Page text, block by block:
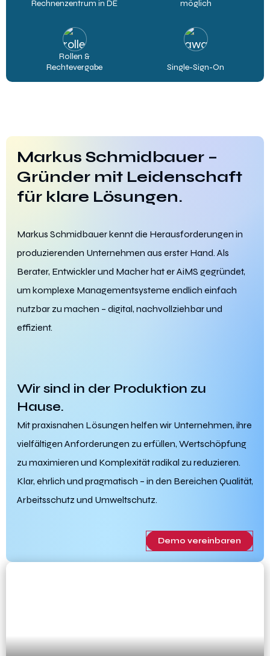
Rechnenzentrum in DE möglich
Rollen &
Rechtevergabe
Single-Sign-On
Markus Schmidbauer –
Gründer mit Leidenschaft
für klare Lösungen.
Markus Schmidbauer kennt die Herausforderungen in
produzierenden Unternehmen aus erster Hand. Als
Berater, Entwickler und Macher hat er AiMS gegründet,
um komplexe Managementsysteme endlich einfach
nutzbar zu machen – digital, nachvollziehbar und
effizient.
Wir sind in der Produktion zu
Hause.
Mit praxisnahen Lösungen helfen wir Unternehmen, ihre
vielfältigen Anforderungen zu erfüllen, Wertschöpfung
zu maximieren und Komplexität radikal zu reduzieren.
Klar, ehrlich und pragmatisch – in den Bereichen Qualität,
Arbeitsschutz und Umweltschutz.
Demo vereinbaren